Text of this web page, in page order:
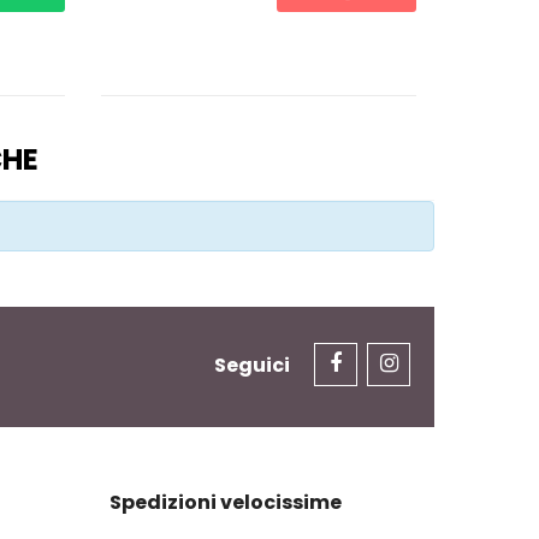
Seguici
Spedizioni velocissime